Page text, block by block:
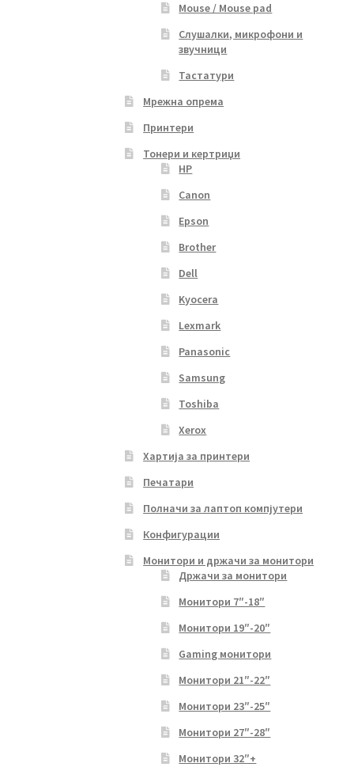
Mouse / Mouse pad
Слушалки, микрофони и
звучници
Тастатури
Мрежна опрема
Принтери
Тонери и кертриџи
HP
Canon
Epson
Brother
Dell
Kyocera
Lexmark
Panasonic
Samsung
Toshiba
Xerox
Хартија за принтери
Печатари
Полначи за лаптоп компјутери
Конфигурации
Монитори и држачи за монитори
Држачи за монитори
Монитори 7″-18″
Монитори 19″-20″
Gaming монитори
Монитори 21″-22″
Монитори 23″-25″
Монитори 27″-28″
Монитори 32″+